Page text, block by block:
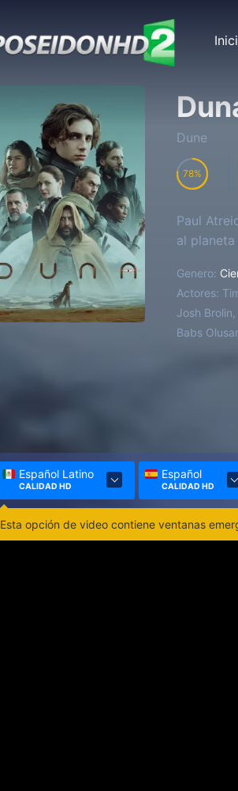
Dune
78
Paul
al
Genero:
Actores:
Josh
Babs
Español Latino
CALIDAD HD
Español
CALIDAD HD
Esta opción de video contiene ventanas